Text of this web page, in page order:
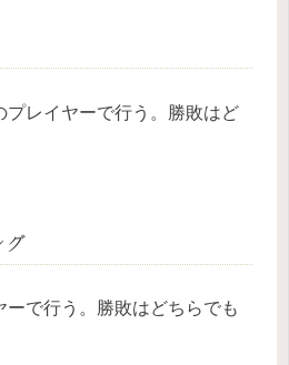
プレイヤーで行う。勝敗はど
グ
ーで行う。勝敗はどちらでも